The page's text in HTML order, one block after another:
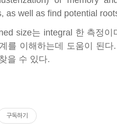
as well as find potential
size는 integral 한 측정
를 이해하는데 도움이 된
을 수 있다.
구독하기